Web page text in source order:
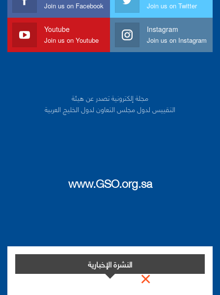
Join us on Facebook Join us on Twitter
Youtube
Join us on Youtube
Instagram
Join us on Instagram
مجلة إلكترونية تصدر عن هيئة
التقييس لدول مجلس التعاون لدول الخليج العربية
www.GSO.org.sa
النشرة الإخبارية
×